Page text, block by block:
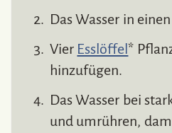
Das Wasser in
Vier Esslöffel*
hinzufügen.
Das Wasser bei
und umrühren,